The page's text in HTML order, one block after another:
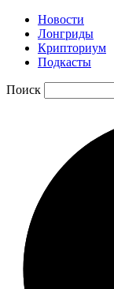
Новости
Лонгриды
Крипториум
Подкасты
Поиск